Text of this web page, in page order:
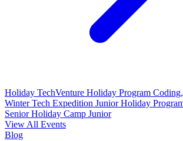
Holiday TechVenture Holiday Program
Winter Tech Expedition Junior Holiday
SeniorHoliday Camp Junior
View All Events
Blog